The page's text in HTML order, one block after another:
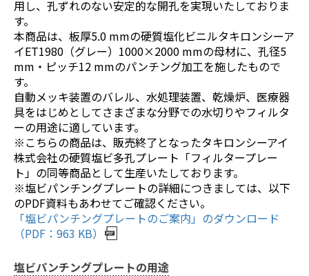
用し、孔ずれのない安定的な開孔を実現いたしておりま
す。
本商品は、板厚5.0 mmの硬質塩化ビニルタキロンシーア
イET1980（グレー）1000×2000 mmの母材に、孔径5
mm・ピッチ12 mmのパンチング加工を施したもので
す。
自動メッキ装置のバレル、水処理装置、乾燥炉、医療器
具をはじめとしてさまざまな分野での水切りやフィルタ
ーの用途に適しています。
※こちらの商品は、販売終了となったタキロンシーアイ
株式会社の硬質塩ビ多孔プレート「フィルタープレー
ト」の同等商品として生産いたしております。
※塩ビパンチングプレートの詳細につきましては、以下
のPDF資料もあわせてご確認ください。
「塩ビパンチングプレートのご案内」のダウンロード
（PDF：963 KB）
塩ビパンチングプレートの用途